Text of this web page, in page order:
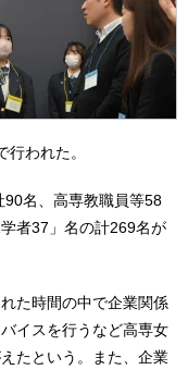
われた。
名、高専教職員等58
者37」名の計269名が
た時間の中で企業関係
イスを行うなど高専女
たという。また、企業